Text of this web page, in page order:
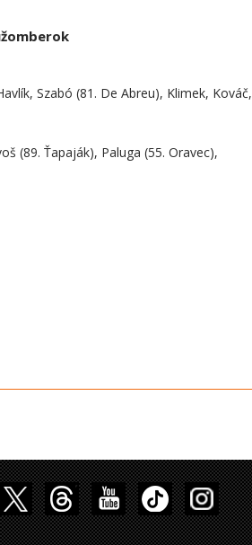
Szabó (81. De Abreu), Klimek, Kováč,
(89. Ťapaják), Paluga (55. Oravec),